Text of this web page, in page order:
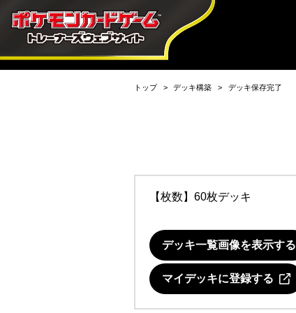
トップ デッキ構築 デッキ保存完了
【枚数】60枚デッキ
デッキ一覧画像を表示する
マイデッキに登録する